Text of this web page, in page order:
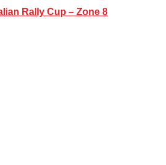
Rally Cup – Zone 8